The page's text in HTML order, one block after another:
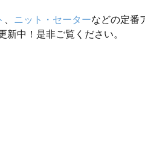
ニット・セーターなどの定番
新中！是非ご覧ください。